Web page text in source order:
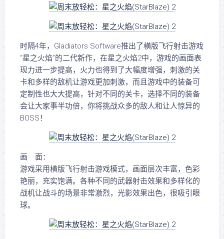
时隔4年，Gladiators Software推出了横版飞行射击游戏
“星之火焰”的二代新作，在星之火焰2中，游戏的画面表
现力进一步提高，火力也得到了大幅度增强，刺激的关
卡和多样的敌机让游戏更加刺激，而且游戏中的装备可
定制性也大大提高，针对不同的关卡，选择不同的装备
会让大家事半功倍，你将挑战众多的敌人和让人惊异的
BOSS！
画 面：
游戏采用横版飞行射击游戏模式，画面层次丰富，色彩
艳丽，充实饱满。各种不同的武器射击效果和多样化的
战机让战斗的场景非常激烈，光影效果出色，很吸引眼
球。